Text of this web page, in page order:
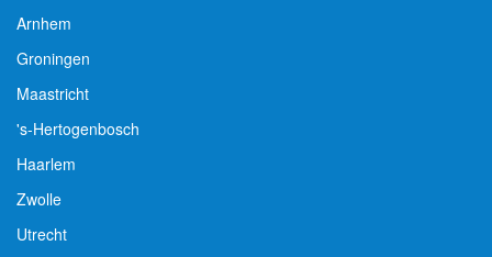
Arnhem
Groningen
Maastricht
's-Hertogenbosch
Haarlem
Zwolle
Utrecht